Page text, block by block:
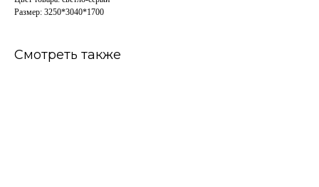
Размер: 3250*3040*1700
Смотреть также